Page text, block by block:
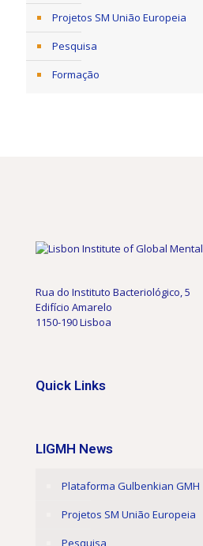
Projetos SM União Europeia
Pesquisa
Formação
Rua do Instituto Bacteriológico, 5
Edifício Amarelo
1150-190 Lisboa
Quick Links
LIGMH News
Plataforma Gulbenkian GMH
Projetos SM União Europeia
Pesquisa